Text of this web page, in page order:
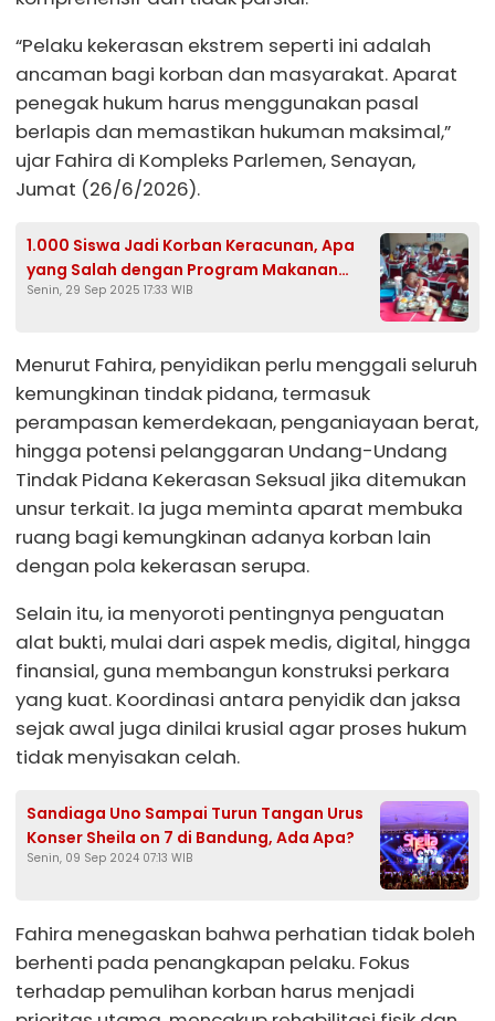
“Pelaku kekerasan ekstrem seperti ini adalah
ancaman bagi korban dan masyarakat. Aparat
penegak hukum harus menggunakan pasal
berlapis dan memastikan hukuman maksimal,”
ujar Fahira di Kompleks Parlemen, Senayan,
Jumat (26/6/2026).
1.000 Siswa Jadi Korban Keracunan, Apa
yang Salah dengan Program Makanan
Bergizi Gratis?
Senin, 29 Sep 2025 17:33 WIB
Menurut Fahira, penyidikan perlu menggali seluruh
kemungkinan tindak pidana, termasuk
perampasan kemerdekaan, penganiayaan berat,
hingga potensi pelanggaran Undang-Undang
Tindak Pidana Kekerasan Seksual jika ditemukan
unsur terkait. Ia juga meminta aparat membuka
ruang bagi kemungkinan adanya korban lain
dengan pola kekerasan serupa.
Selain itu, ia menyoroti pentingnya penguatan
alat bukti, mulai dari aspek medis, digital, hingga
finansial, guna membangun konstruksi perkara
yang kuat. Koordinasi antara penyidik dan jaksa
sejak awal juga dinilai krusial agar proses hukum
tidak menyisakan celah.
Sandiaga Uno Sampai Turun Tangan Urus
Konser Sheila on 7 di Bandung, Ada Apa?
Senin, 09 Sep 2024 07:13 WIB
Fahira menegaskan bahwa perhatian tidak boleh
berhenti pada penangkapan pelaku. Fokus
terhadap pemulihan korban harus menjadi